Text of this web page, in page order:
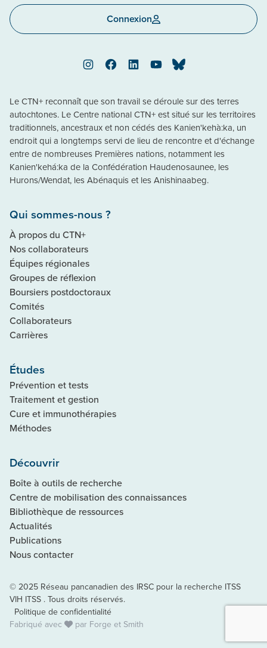
Connexion
InstagramFacebookLinkedInYouTubeBluesky
Le CTN+ reconnaît que son travail se déroule sur des terres
autochtones. Le Centre national CTN+ est situé sur les territoires
traditionnels, ancestraux et non cédés des Kanien'kehà:ka, un
endroit qui a longtemps servi de lieu de rencontre et d'échange
entre de nombreuses Premières nations, notamment les
Kanien'kehá:ka de la Confédération Haudenosaunee, les
Hurons/Wendat, les Abénaquis et les Anishinaabeg.
Qui sommes-nous ?
À propos du CTN+
Nos collaborateurs
Équipes régionales
Groupes de réflexion
Boursiers postdoctoraux
Comités
Collaborateurs
Carrières
Études
Prévention et tests
Traitement et gestion
Cure et immunothérapies
Méthodes
Découvrir
Boîte à outils de recherche
Centre de mobilisation des connaissances
Bibliothèque de ressources
Actualités
Publications
Nous contacter
© 2025 Réseau pancanadien des IRSC pour la recherche ITSS
VIH ITSS . Tous droits réservés.
Politique de confidentialité
Fabriqué avec
par Forge et Smith